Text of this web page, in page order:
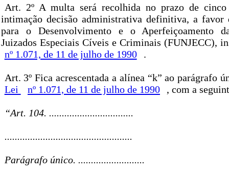
Art. 2º A multa será recolhida no prazo de cinco
intimação decisão administrativa definitiva, a favor
para o Desenvolvimento e o Aperfeiçoamento
Juizados Especiais Cíveis e Criminais (FUNJECC),
nº 1.071, de 11 de julho de 1990
.
Art. 3º Fica acrescentada a alínea “k” ao parágrafo
Lei
nº 1.071, de 11 de julho de 1990 , com a
“Art. 104. .................................
..................................................
Parágrafo único. ..........................